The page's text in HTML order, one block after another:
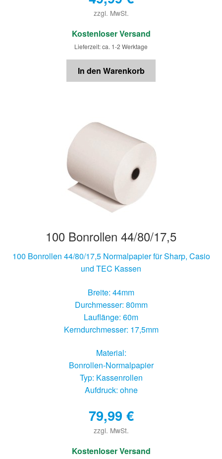
zzgl. MwSt.
€
Kostenloser Versand
Lieferzeit: ca. 1-2 Werktage
In den Warenkorb
100 Bonrollen 44/80/17,5
100 Bonrollen 44/80/17,5 Normalpapier für Sharp, Casio
und TEC Kassen
Breite: 44mm
Durchmesser: 80mm
Lauflänge: 60m
Kerndurchmesser: 17,5mm
Material:
Bonrollen-Normalpapier
Typ: Kassenrollen
Aufdruck: ohne
79,99 €
zzgl. MwSt.
€
Kostenloser Versand